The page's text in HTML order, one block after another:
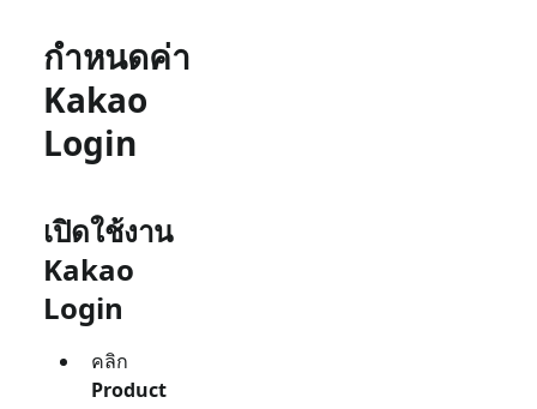
กำหนดค่า
Kakao
Login
เปิดใช้งาน
Kakao
Login
คลิก
Product